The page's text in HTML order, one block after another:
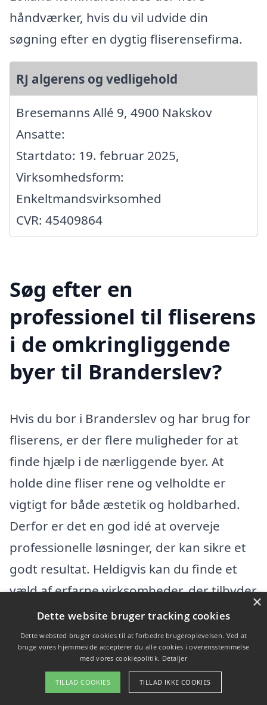
håndværker, hvis du vil udvide din
søgning efter en dygtig fliserensefirma.
RJ algerens og vedligehold
Bresemanns Allé 9, 4900 Nakskov
Ansatte:
Startdato: 19. februar 2025,
Virksomhedsform:
Enkeltmandsvirksomhed
CVR: 45409864
Søg efter en
professionel til fliserens
i de omkringliggende
byer til Branderslev?
Hvis du bor i Branderslev og har brug for
fliserens, er der flere muligheder for at
finde hjælp i de nærliggende byer. At
holde dine fliser rene og velholdte er
vigtigt for både æstetik og holdbarhed.
Derfor er det en god idé at overveje
professionelle løsninger, der kan sikre et
godt resultat. Heldigvis kan du finde et
væld af erfarne virksomheder, der tilbyder
fliserens i lokalområdet.
Her er nogle byer i nærheden af
Branderslev, hvor du også kan finde
kvalificerede firmaer til fliserens:
×
Dette website bruger tracking cookies
Dette websted bruger cookies til at forbedre brugeroplevelsen. Ved at
bruge vores hjemmeside accepterer du alle cookies i overensstemmelse
med vores cookiepolitik. Detaljer
TILLAD COOKIES TILLAD IKKE COOKIES